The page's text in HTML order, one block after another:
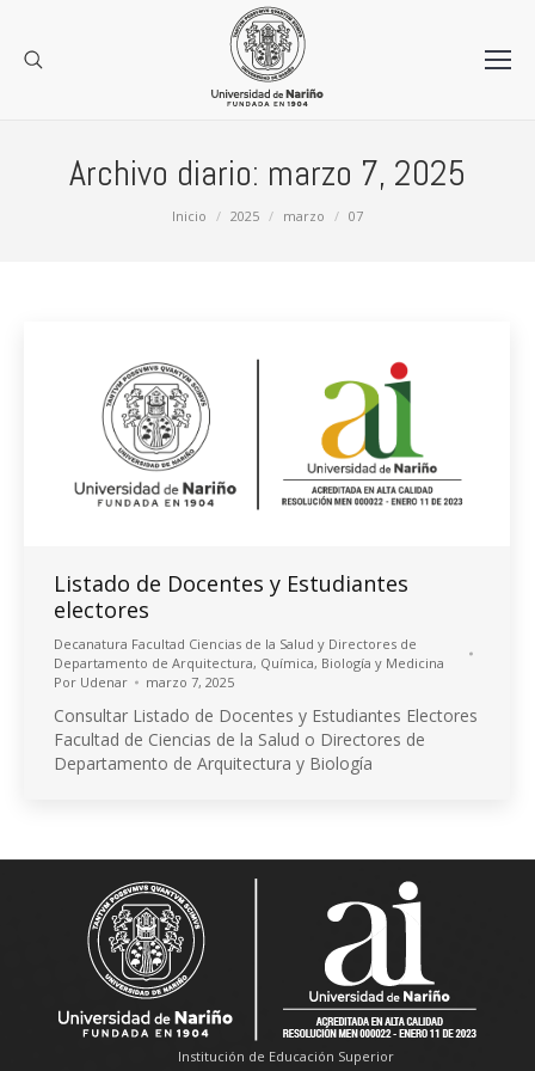
Archivo diario: marzo 7, 2025
Inicio 2025 marzo 07
Listado de Docentes y Estudiantes
electores
Decanatura Facultad Ciencias de la Salud y Directores de
Departamento de Arquitectura, Química, Biología y Medicina
Por Udenar marzo 7, 2025
Consultar Listado de Docentes y Estudiantes Electores
Facultad de Ciencias de la Salud o Directores de
Departamento de Arquitectura y Biología
Institución de Educación Superior